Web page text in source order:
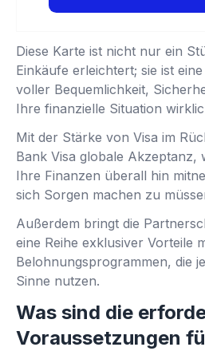
Diese Karte ist nicht nur ein
Einkäufe erleichtert; sie ist
voller Bequemlichkeit,
Ihre finanzielle Situation
Mit der Stärke von Visa im
Bank Visa globale Akzeptanz,
Ihre Finanzen überall hin
sich Sorgen machen zu
Außerdem bringt die
eine Reihe exklusiver Vorteile
Belohnungsprogrammen, die
Sinne nutzen.
Was sind die
Voraussetzungen